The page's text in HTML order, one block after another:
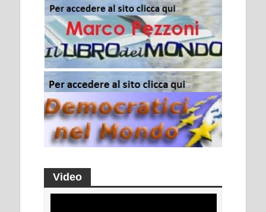
Video